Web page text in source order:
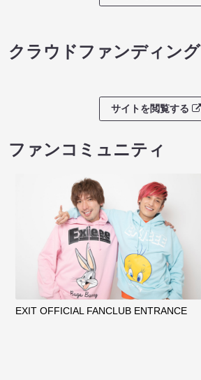
クラウドファンディング
サイトを閲覧する
ファンコミュニティ
EXIT OFFICIAL FANCLUB ENTRANCE